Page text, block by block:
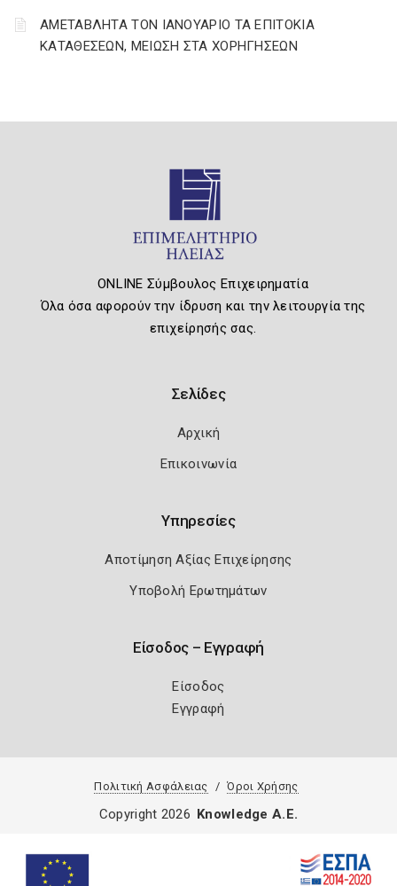
ΑΜΕΤΑΒΛΗΤΑ ΤΟΝ ΙΑΝΟΥΑΡΙΟ ΤΑ ΕΠΙΤΟΚΙΑ
ΚΑΤΑΘΕΣΕΩΝ, ΜΕΙΩΣΗ ΣΤΑ ΧΟΡΗΓΗΣΕΩΝ
ONLINE Σύμβουλος Επιχειρηματία
Όλα όσα αφορούν την ίδρυση και την λειτουργία της
επιχείρησής σας.
Σελίδες
Αρχική
Επικοινωνία
Υπηρεσίες
Αποτίμηση Αξίας Επιχείρησης
Υποβολή Ερωτημάτων
Είσοδος – Εγγραφή
Είσοδος
Εγγραφή
Πολιτική Ασφάλειας Όροι Χρήσης
Copyright 2026 Knowledge A.E.